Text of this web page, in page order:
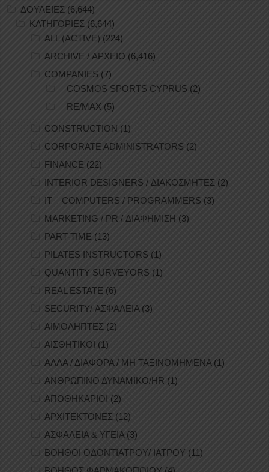
ΔΟΥΛΕΙΕΣ (6,644)
ΚΑΤΗΓΟΡΙΕΣ (6,644)
ALL (ACTIVE) (224)
ARCHIVE / ΑΡΧΕΙΟ (6,416)
COMPANIES (7)
– COSMOS SPORTS CYPRUS (2)
– RE/MAX (5)
CONSTRUCTION (1)
CORPORATE ADMINISTRATORS (2)
FINANCE (22)
INTERIOR DESIGNERS / ΔΙΑΚΟΣΜΗΤΕΣ (2)
IT – COMPUTERS / PROGRAMMERS (3)
MARKETING / PR / ΔΙΑΦΗΜΙΣΗ (3)
PART-TIME (13)
PILATES INSTRUCTORS (1)
QUANTITY SURVEYORS (1)
REAL ESTATE (6)
SECURITY/ ΑΣΦΑΛΕΙΑ(3)
ΑΙΜΟΛΗΠΤΕΣ (2)
ΑΙΣΘΗΤΙΚΟΙ (1)
ΑΛΛΑ / ΔΙΑΦΟΡΑ / ΜΗ ΤΑΞΙΝΟΜΗΜΕΝΑ(1)
ΑΝΘΡΩΠΙΝΟ ΔΥΝΑΜΙΚΟ/HR (1)
ΑΠΟΘΗΚΑΡΙΟΙ (2)
ΑΡΧΙΤΕΚΤΟΝΕΣ (12)
ΑΣΦΑΛΕΙΑ & ΥΓΕΙΑ (3)
ΒΟΗΘΟΙ ΟΔΟΝΤΙΑΤΡΟΥ/ ΙΑΤΡΟΥ (11)